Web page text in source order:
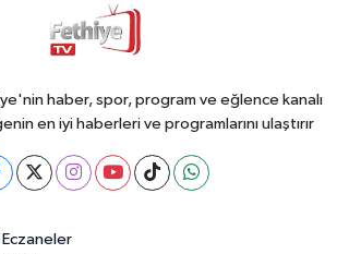
haber, spor, program ve eğlence kanalı
en iyi haberleri ve programlarını ulaştırır